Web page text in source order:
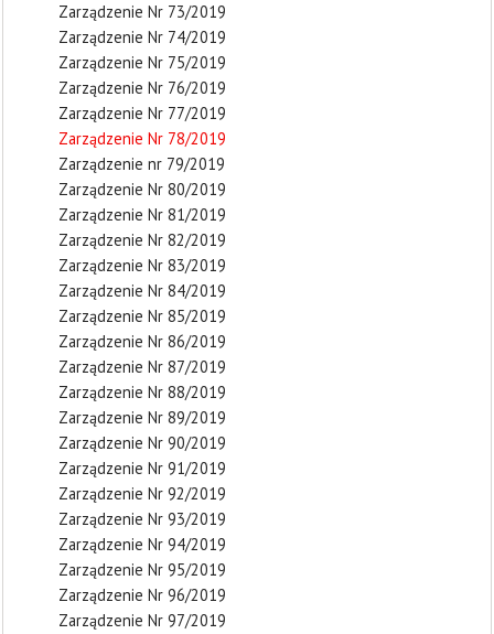
Zarządzenie Nr 73/2019
Zarządzenie Nr 74/2019
Zarządzenie Nr 75/2019
Zarządzenie Nr 76/2019
Zarządzenie Nr 77/2019
Zarządzenie Nr 78/2019
Zarządzenie nr 79/2019
Zarządzenie Nr 80/2019
Zarządzenie Nr 81/2019
Zarządzenie Nr 82/2019
Zarządzenie Nr 83/2019
Zarządzenie Nr 84/2019
Zarządzenie Nr 85/2019
Zarządzenie Nr 86/2019
Zarządzenie Nr 87/2019
Zarządzenie Nr 88/2019
Zarządzenie Nr 89/2019
Zarządzenie Nr 90/2019
Zarządzenie Nr 91/2019
Zarządzenie Nr 92/2019
Zarządzenie Nr 93/2019
Zarządzenie Nr 94/2019
Zarządzenie Nr 95/2019
Zarządzenie Nr 96/2019
Zarządzenie Nr 97/2019